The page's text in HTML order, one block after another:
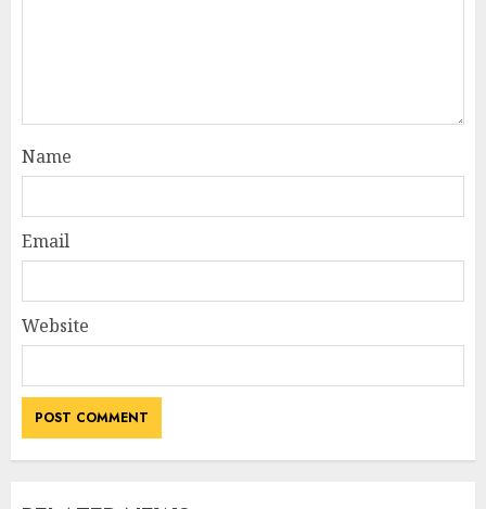
Name
Email
Website